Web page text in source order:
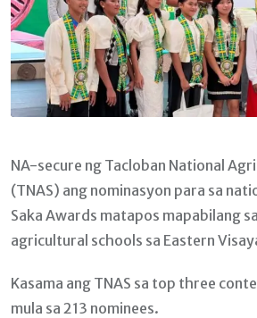
NA-secure ng Tacloban National
(TNAS) ang nominasyon para sa
Saka Awards matapos mapabilang
agricultural schools sa Eastern
Kasama ang TNAS sa top three
mula sa 213 nominees.